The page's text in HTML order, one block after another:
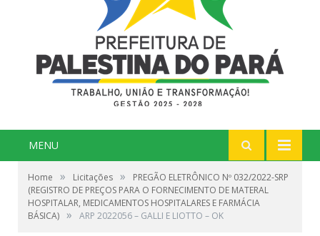
MENU
Home » Licitações »
PREGÃO ELETRÔNICO Nº 032/2022-SRP
(REGISTRO DE PREÇOS PARA O FORNECIMENTO DE MATERAL
HOSPITALAR, MEDICAMENTOS HOSPITALARES E FARMÁCIA
BÁSICA) » ARP 2022056 – GALLI E LIOTTO – OK